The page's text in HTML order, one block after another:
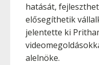
hatását,
elősegíthetik
jelentette ki
alelnöke.